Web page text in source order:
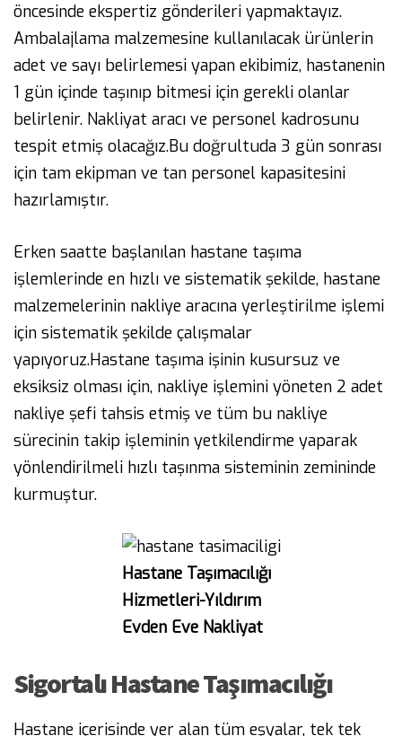
öncesinde ekspertiz gönderileri yapmaktayız.
Ambalajlama malzemesine kullanılacak ürünlerin
adet ve sayı belirlemesi yapan ekibimiz, hastanenin
1 gün içinde taşınıp bitmesi için gerekli olanlar
belirlenir. Nakliyat aracı ve personel kadrosunu
tespit etmiş olacağız.Bu doğrultuda 3 gün sonrası
için tam ekipman ve tan personel kapasitesini
hazırlamıştır.
Erken saatte başlanılan hastane taşıma
işlemlerinde en hızlı ve sistematik şekilde, hastane
malzemelerinin nakliye aracına yerleştirilme işlemi
için sistematik şekilde çalışmalar
yapıyoruz.Hastane taşıma işinin kusursuz ve
eksiksiz olması için, nakliye işlemini yöneten 2 adet
nakliye şefi tahsis etmiş ve tüm bu nakliye
sürecinin takip işleminin yetkilendirme yaparak
yönlendirilmeli hızlı taşınma sisteminin zemininde
kurmuştur.
Hastane Taşımacılığı
Hizmetleri-Yıldırım
Evden Eve Nakliyat
Sigortalı Hastane Taşımacılığı
Hastane içerisinde yer alan tüm eşyalar, tek tek